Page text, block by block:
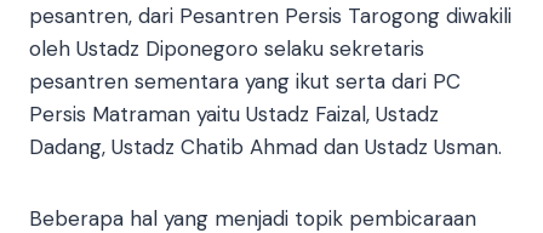
pesantren, dari Pesantren Persis Tarogong diwakili
oleh Ustadz Diponegoro selaku sekretaris
pesantren sementara yang ikut serta dari PC
Persis Matraman yaitu Ustadz Faizal, Ustadz
Dadang, Ustadz Chatib Ahmad dan Ustadz Usman.
Beberapa hal yang menjadi topik pembicaraan